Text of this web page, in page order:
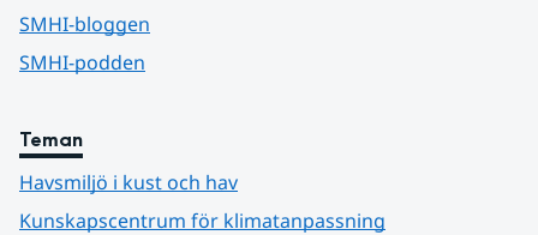
SMHI-bloggen
SMHI-podden
Teman
Havsmiljö i kust och hav
Kunskapscentrum för klimatanpassning